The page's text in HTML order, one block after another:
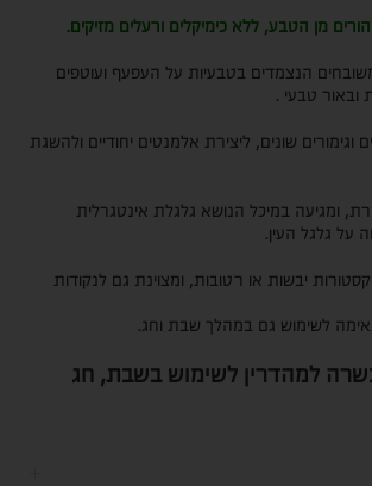
מן הטבע, ללא כימיקלים ורעלים מזיקים.
הנצמדים בטבעיות על העפעף ועוטפים
ובאור טבעי .
וגימורים שונים, ליצירת אלמנטים יחודיים ולהשגת
ומגיעה במיכל הנושא גלגלת אינטגרלית
על גלגל העין.
יבשות או רטובות, ומצוינת גם לנקודות
לשימוש גם במהלך שבת וחג.
למהדרין לשימוש בשבת, חג